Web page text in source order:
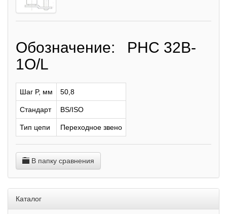
Обозначение: PHC 32B-
1O/L
Шаг P, мм 50,8
Стандарт BS/ISO
Тип цепи Переходное звено
В папку сравнения
Каталог